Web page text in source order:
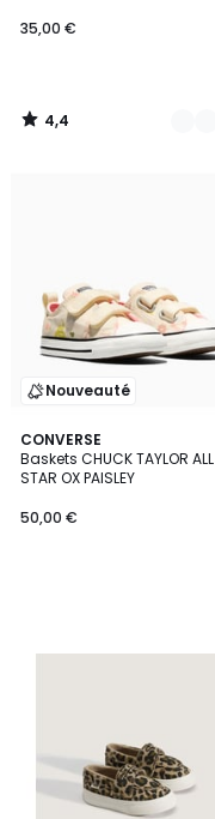
35,00 €
4,4
/
Nouveauté
CONVERSE
Baskets CHUCK TAYLOR ALL
STAR OX PAISLEY
50,00 €